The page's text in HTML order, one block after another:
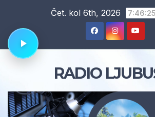
content
Čet. kol 6th, 2026
RADIO